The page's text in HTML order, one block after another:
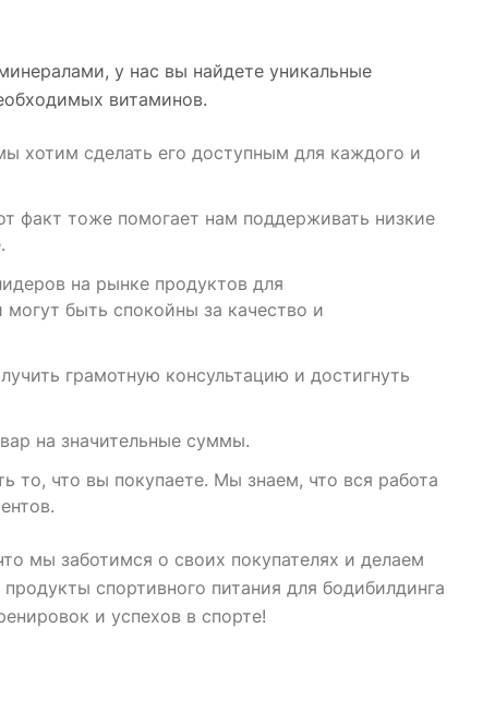
у нас вы найдете уникальные
витаминов.
хотим сделать его доступным для каждого и
факт тоже помогает нам поддерживать низкие
на рынке продуктов для
быть спокойны за качество и
грамотную консультацию и достигнуть
на значительные суммы.
то, что вы покупаете. Мы знаем, что вся работа
мы заботимся о своих покупателях и делаем
спортивного питания для бодибилдинга
и успехов в спорте!